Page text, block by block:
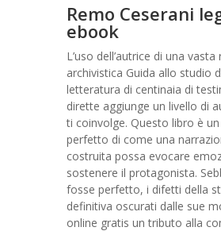
Remo Ceserani
ebook
L’uso dell’autrice di una vasta
archivistica Guida allo studio
letteratura di centinaia di
dirette aggiunge un livello di
ti coinvolge. Questo libro è
perfetto di come una
costruita possa evocare
sostenere il protagonista.
fosse perfetto, i difetti della
definitiva oscurati dalle sue
online gratis un tributo alla